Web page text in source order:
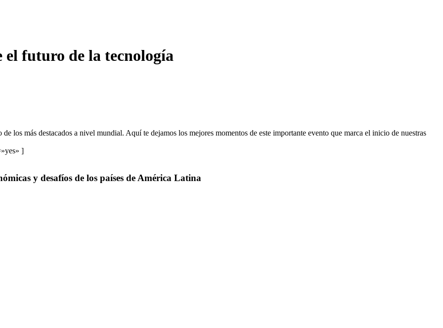
el futuro de la tecnología
los más destacados a nivel mundial. Aquí te dejamos los mejores momentos de este importante evento que marca el inicio de nuestras
]
y desafíos de los países de América Latina